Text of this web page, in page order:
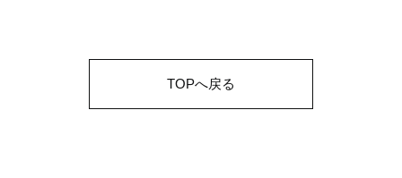
TOPへ戻る